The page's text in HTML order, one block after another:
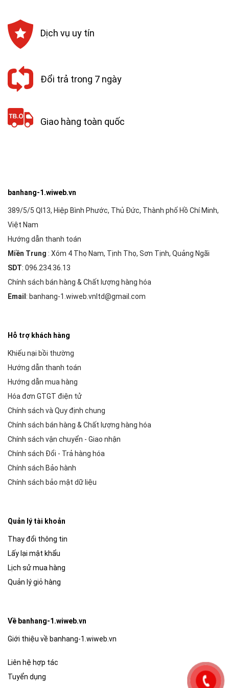
Dịch vụ uy tín
Đổi trả trong 7 ngày
Giao hàng toàn quốc
banhang-1.wiweb.vn
389/5/5 Ql13, Hiệp Bình Phước, Thủ Đức, Thành phố Hồ Chí Minh,
Việt Nam
Hướng dẫn thanh toán
Miền Trung : Xóm 4 Thọ Nam, Tịnh Thọ, Sơn Tịnh, Quảng Ngãi
SDT: 096.234.36.13
Chính sách bán hàng & Chất lượng hàng hóa
Email: banhang-1.wiweb.vnltd@gmail.com
Hỗ trợ khách hàng
Khiếu nại bồi thường
Hướng dẫn thanh toán
Hướng dẫn mua hàng
Hóa đơn GTGT điện tử
Chính sách và Quy định chung
Chính sách bán hàng & Chất lượng hàng hóa
Chính sách vận chuyển - Giao nhận
Chính sách Đổi - Trả hàng hóa
Chính sách Bảo hành
Chính sách bảo mật dữ liệu
Quản lý tài khoản
Thay đổi thông tin
Lấy lại mật khẩu
Lịch sử mua hàng
Quản lý giỏ hàng
Về banhang-1.wiweb.vn
Giới thiệu về banhang-1.wiweb.vn
Liên hệ hợp tác
Tuyển dụng